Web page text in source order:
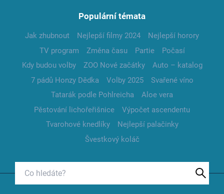
Populární témata
Jak zhubnout Nejlepší filmy 2024
Nejlepší horory
TV program
Změna času Partie
Počasí
Kdy budou volby
ZOO Nové začátky
Auto – katalog
7 pádů Honzy Dědka
Volby 2025
Svařené víno
Tatarák podle Pohlreicha
Aloe vera
Pěstování lichořeřišnice
Výpočet ascendentu
Tvarohové knedlíky
Nejlepší palačinky
Švestkový koláč